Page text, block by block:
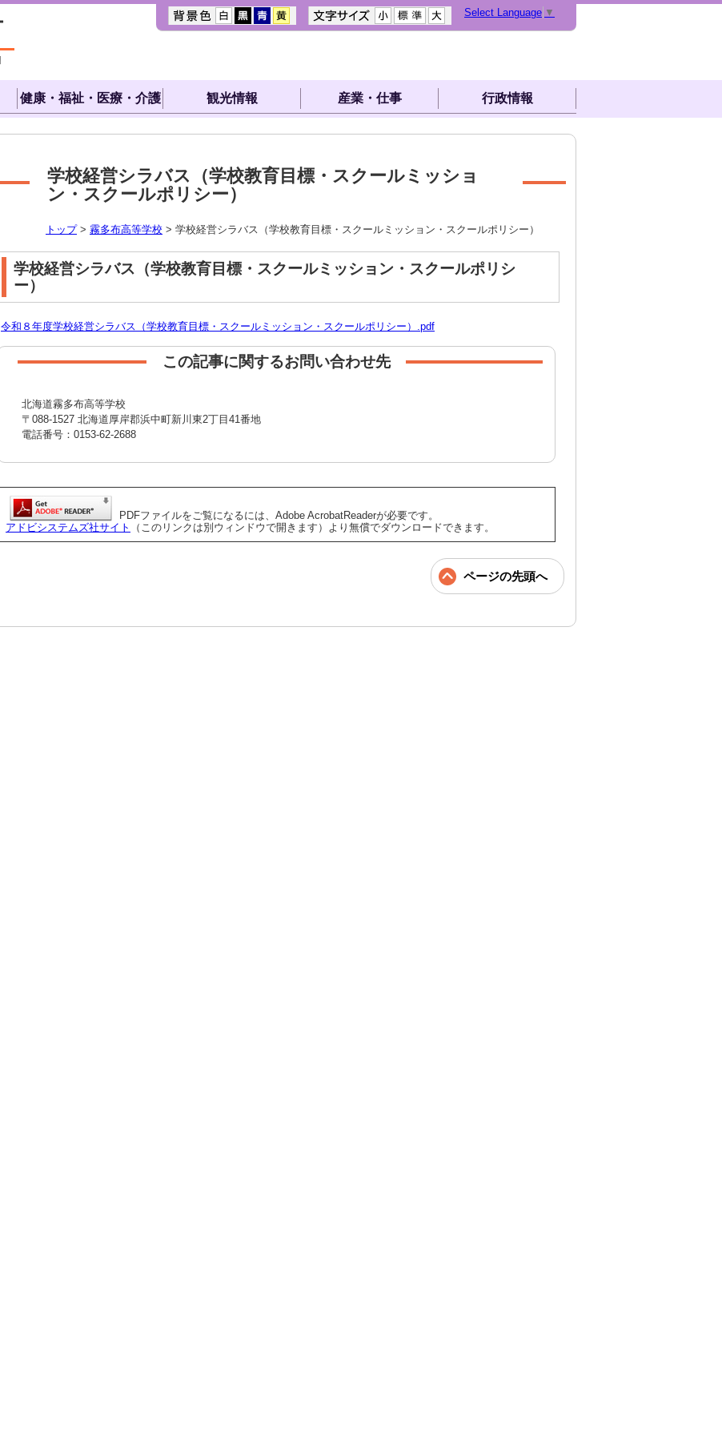
Select Language ▼
健康・福祉・医療・介護 観光情報 産業・仕事 行政情報
学校経営シラバス（学校教育目標・スクールミッショ
ン・スクールポリシー）
トップ> 霧多布高等学校 > 学校経営シラバス（学校教育目標・スクールミッション・スクールポリシー）
学校経営シラバス（学校教育目標・スクールミッション・スクールポリシ
ー）
令和８年度学校経営シラバス（学校教育目標・スクールミッション・スクールポリシー）.pdf
この記事に関するお問い合わせ先
北海道霧多布高等学校
〒088-1527 北海道厚岸郡浜中町新川東2丁目41番地
電話番号：0153-62-2688
PDFファイルをご覧になるには、Adobe AcrobatReaderが必要です。
アドビシステムズ社サイト
（このリンクは別ウィンドウで開きます）より無償でダウンロードできます。
ページの先頭へ